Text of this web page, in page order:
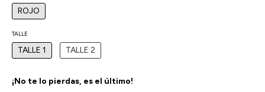
ROJO
TALLE
TALLE 1 TALLE 2
¡No te lo pierdas, es el último!